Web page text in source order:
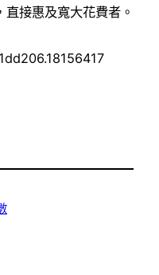
直接惠及寬大花費者。